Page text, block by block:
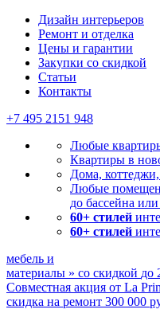
Дизайн интерьеров
Ремонт и отделка
Цены и гарантии
Закупки со скидкой
Статьи
Контакты
+7 495 2151 948
Любые
Квартиры в
Дома,
Любые
до бассейна
60+ стилей
60+ стилей
мебель и
материалы » со скидкой до
Совместная акция от La
скидка на ремонт 300 000